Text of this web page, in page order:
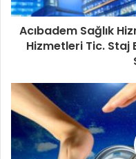
Acıbadem Sağlık
Hizmetleri Tic. Staj